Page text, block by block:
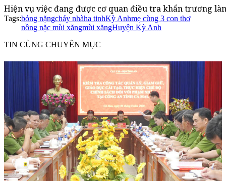
Hiện vụ việc đang được cơ quan điều tra khẩn trương
Tags:bỏng nặngcháy nhàha tinhKỳ Anhmẹ cùng 3 con thơ
nồng nặc mùi xăngmùi xăngHuyện Kỳ Anh
TIN CÙNG CHUYÊN MỤC